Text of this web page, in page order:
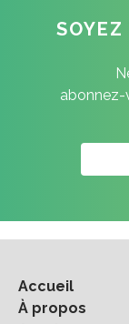
abonnez-
Accueil
À propos